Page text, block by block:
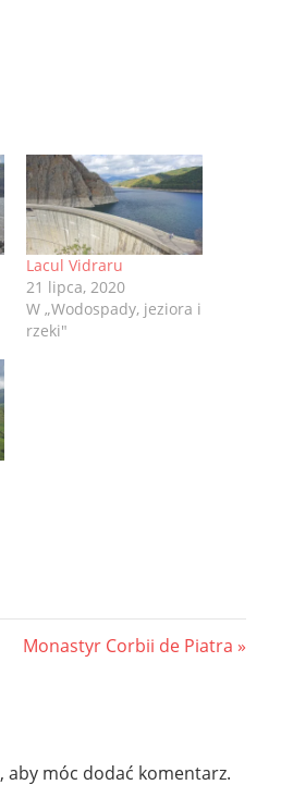
Lacul Vidraru
21 lipca, 2020
W „Wodospady, jeziora i
rzeki"
Next
Monastyr Corbii de Piatra
, aby móc dodać komentarz.